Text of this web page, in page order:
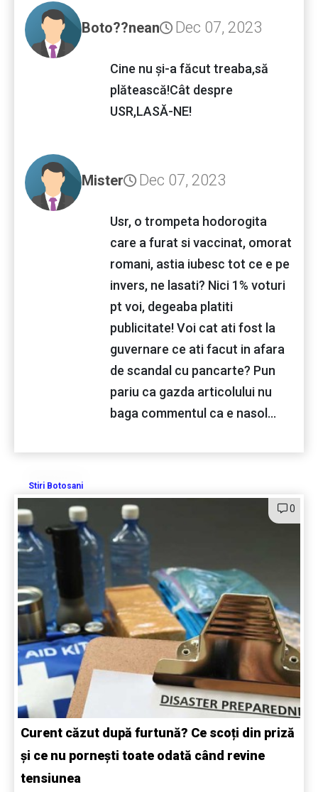
Boto??nean Dec 07, 2023
Cine nu și-a făcut treaba,să
plătească!Cât despre
USR,LASĂ-NE!
Mister Dec 07, 2023
Usr, o trompeta hodorogita
care a furat si vaccinat, omorat
romani, astia iubesc tot ce e pe
invers, ne lasati? Nici 1% voturi
pt voi, degeaba platiti
publicitate! Voi cat ati fost la
guvernare ce ati facut in afara
de scandal cu pancarte? Pun
pariu ca gazda articolului nu
baga commentul ca e nasol...
Stiri Botosani
0
Curent căzut după furtună? Ce scoți din priză
și ce nu pornești toate odată când revine
tensiunea